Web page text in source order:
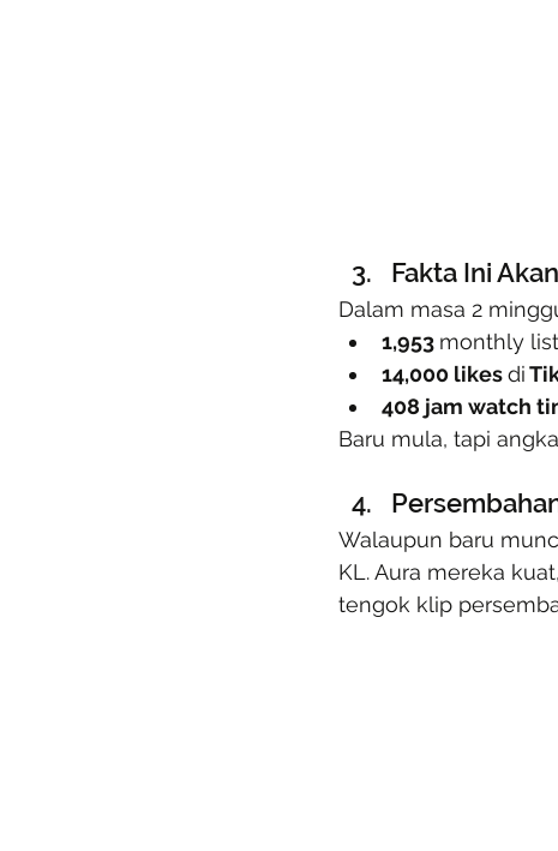
Fakta Ini
Dalam masa 2
1,953 monthly
14,000 likes di
408 jam watch
Baru mula, tapi
Walaupun baru
KL. Aura mereka
tengok klip